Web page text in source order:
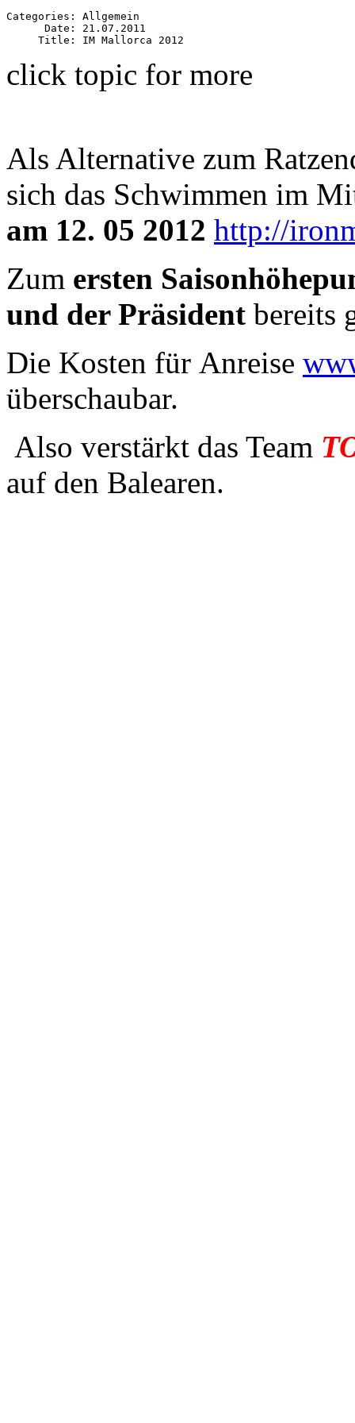
Categories: Allgemein
      Date: 21.07.2011
click topic for more
Als Alternative zum
sich das Schwimmen im
am 12. 05 2012 http://
Zum ersten
und der Präsident bereits
Die Kosten für Anreise
überschaubar.
Also verstärkt das Team
auf den Balearen.